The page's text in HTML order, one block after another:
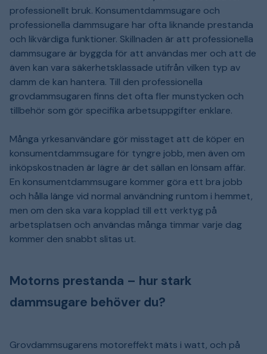
professionellt bruk. Konsumentdammsugare och
professionella dammsugare har ofta liknande prestanda
och likvärdiga funktioner. Skillnaden är att professionella
dammsugare är byggda för att användas mer och att de
även kan vara säkerhetsklassade utifrån vilken typ av
damm de kan hantera. Till den professionella
grovdammsugaren finns det ofta fler munstycken och
tillbehör som gör specifika arbetsuppgifter enklare.
Många yrkesanvändare gör misstaget att de köper en
konsumentdammsugare för tyngre jobb, men även om
inköpskostnaden är lägre är det sällan en lönsam affär.
En konsumentdammsugare kommer göra ett bra jobb
och hålla länge vid normal användning runtom i hemmet,
men om den ska vara kopplad till ett verktyg på
arbetsplatsen och användas många timmar varje dag
kommer den snabbt slitas ut.
Motorns prestanda – hur stark
dammsugare behöver du?
Grovdammsugarens motoreffekt mäts i watt, och på